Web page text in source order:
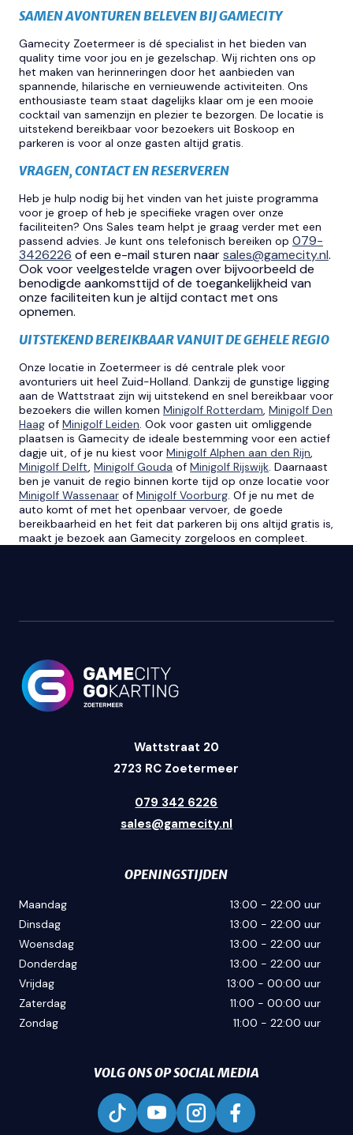
SAMEN AVONTUREN BELEVEN BIJ GAMECITY
Gamecity Zoetermeer is dé specialist in het bieden van
quality time voor jou en je gezelschap. Wij richten ons op
het maken van herinneringen door het aanbieden van
spannende, hilarische en vernieuwende activiteiten. Ons
enthousiaste team staat dagelijks klaar om je een mooie
cocktail van samenzijn en plezier te bezorgen. De locatie is
uitstekend bereikbaar voor bezoekers uit Boskoop en
parkeren is voor al onze gasten altijd gratis.
VRAGEN, CONTACT EN RESERVEREN
Heb je hulp nodig bij het vinden van het juiste programma
voor je groep of heb je specifieke vragen over onze
faciliteiten? Ons Sales team helpt je graag verder met een
passend advies. Je kunt ons telefonisch bereiken op 079-
3426226 of een e-mail sturen naarsales@gamecity.nl.
Ook voor veelgestelde vragen over bijvoorbeeld de
benodigde aankomsttijd of de toegankelijkheid van
onze faciliteiten kun je altijd contact met ons
opnemen.
UITSTEKEND BEREIKBAAR VANUIT DE GEHELE REGIO
Onze locatie in Zoetermeer is dé centrale plek voor
avonturiers uit heel Zuid-Holland. Dankzij de gunstige ligging
aan de Wattstraat zijn wij uitstekend en snel bereikbaar voor
bezoekers die willen komen Minigolf Rotterdam, Minigolf Den
Haag of Minigolf Leiden. Ook voor gasten uit omliggende
plaatsen is Gamecity de ideale bestemming voor een actief
dagje uit, of je nu kiest voor Minigolf Alphen aan den Rijn,
Minigolf Delft, Minigolf Gouda of Minigolf Rijswijk. Daarnaast
ben je vanuit de regio binnen korte tijd op onze locatie voor
Minigolf Wassenaar of Minigolf Voorburg. Of je nu met de
auto komt of met het openbaar vervoer, de goede
bereikbaarheid en het feit dat parkeren bij ons altijd gratis is,
maakt je bezoek aan Gamecity zorgeloos en compleet.
VOLG ONS OP SOCIAL MEDIA
Wattstraat 20
2723 RC Zoetermeer
079 342 6226
sales@gamecity.nl
OPENINGSTIJDEN
Maandag
13:00 - 22:00 uur
Dinsdag
13:00 - 22:00 uur
Woensdag
13:00 - 22:00 uur
Donderdag
13:00 - 22:00 uur
Vrijdag
13:00 - 00:00 uur
Zaterdag
11:00 - 00:00 uur
Zondag
11:00 - 22:00 uur